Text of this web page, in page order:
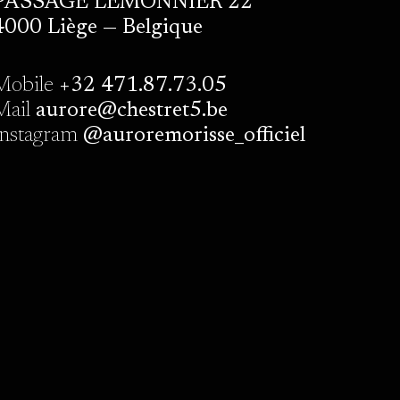
Liège — Belgique
+32 471.87.73.05
aurore@chestret5.be
@auroremorisse_officiel